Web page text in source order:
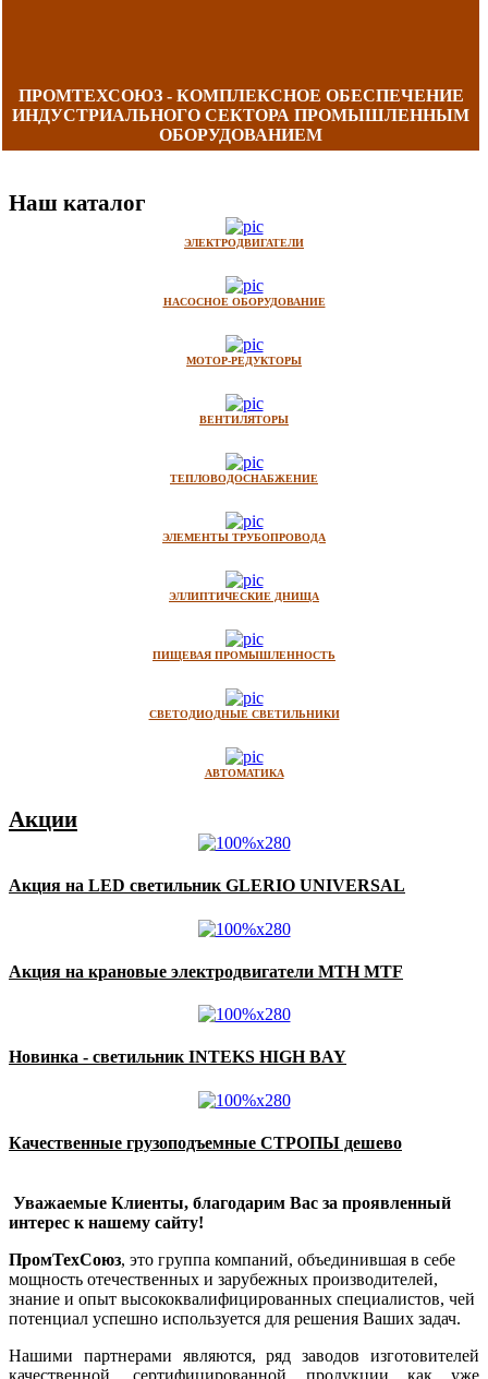
ПРОМТЕХСОЮЗ - КОМПЛЕКСНОЕ ОБЕСПЕЧЕНИЕ
ИНДУСТРИАЛЬНОГО СЕКТОРА ПРОМЫШЛЕННЫМ
ОБОРУДОВАНИЕМ
Наш каталог
ЭЛЕКТРОДВИГАТЕЛИ
НАСОСНОЕ ОБОРУДОВАНИЕ
МОТОР-РЕДУКТОРЫ
ВЕНТИЛЯТОРЫ
ТЕПЛОВОДОСНАБЖЕНИЕ
ЭЛЕМЕНТЫ ТРУБОПРОВОДА
ЭЛЛИПТИЧЕСКИЕ ДНИЩА
ПИЩЕВАЯ ПРОМЫШЛЕННОСТЬ
СВЕТОДИОДНЫЕ СВЕТИЛЬНИКИ
АВТОМАТИКА
Акции
Акция на LED светильник GLERIO UNIVERSAL
Акция на крановые электродвигатели MTH MTF
Новинка - светильник INTEKS HIGH BAY
Качественные грузоподъемные СТРОПЫ дешево
Уважаемые Клиенты, благодарим Вас за проявленный
интерес к нашему сайту!
ПромТехСоюз, это группа компаний, объединившая в себе
мощность отечественных и зарубежных производителей,
знание и опыт высококвалифицированных специалистов, чей
потенциал успешно используется для решения Ваших задач.
Нашими партнерами являются, ряд заводов изготовителей